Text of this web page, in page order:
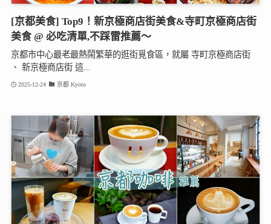
[京都美食] Top9！新京極商店街美食&寺町京極商店街
美食 @ 必吃清單,不踩雷推薦～
京都市中心最老最熱鬧繁華的逛街覓食區，就屬 寺町京極商店街
、 新京極商店街 這...
2025-12-24 京都 Kyoto